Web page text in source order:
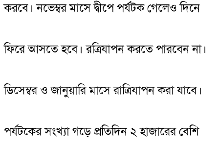
করবে। নভেম্বর মাসে দ্বীপে পর্যটক গেলেও দিনে
ফিরে আসতে হবে। রত্রিযাপন করতে পারবেন না।
ডিসেম্বর ও জানুয়ারি মাসে রাত্রিযাপন করা যাবে।
পর্যটকের সংখ্যা গড়ে প্রতিদিন ২ হাজারের বেশি